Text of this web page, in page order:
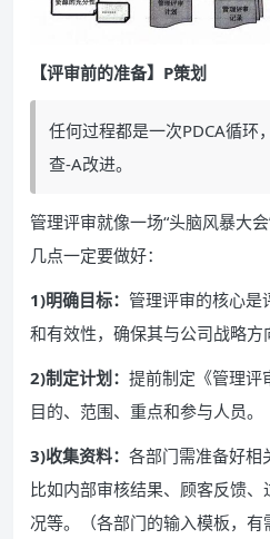
【评审前的准备】P策划
任何过程都是一次PDCA循环
查-A改进。
管理评审就像一场“头脑风暴大
几点一定要做好：
1)明确目标： 管理评审的核心是
和有效性，确保其与公司战略方
2)制定计划： 提前制定《管理评
目的、范围、重点和参与人员。
3)收集资料： 各部门需准备好相
比如内部审核结果、顾客反馈
况等。（各部门的输入模板，有